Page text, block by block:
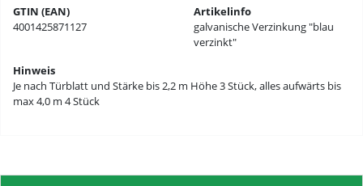
GTIN (EAN)
4001425871127
Artikelinfo
galvanische Verzinkung "blau
verzinkt"
Hinweis
Je nach Türblatt und Stärke bis 2,2 m Höhe 3 Stück, alles aufwärts bis
max 4,0 m 4 Stück